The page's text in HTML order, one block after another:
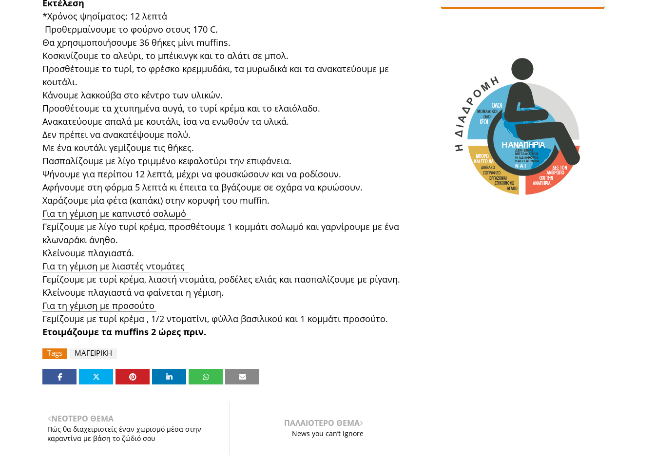
Εκτέλεση
*Χρόνος ψησίματος: 12 λεπτά
Προθερμαίνουμε το φούρνο στους 170 C.
Θα χρησιμοποιήσουμε 36 θήκες μίνι muffins.
Κοσκινίζουμε το αλεύρι, το μπέικινγκ και το αλάτι σε μπολ.
Προσθέτουμε το τυρί, το φρέσκο κρεμμυδάκι, τα μυρωδικά και τα ανακατεύουμε με
κουτάλι.
Κάνουμε λακκούβα στο κέντρο των υλικών.
Προσθέτουμε τα χτυπημένα αυγά, το τυρί κρέμα και το ελαιόλαδο.
Ανακατεύουμε απαλά με κουτάλι, ίσα να ενωθούν τα υλικά.
Δεν πρέπει να ανακατέψουμε πολύ.
Με ένα κουτάλι γεμίζουμε τις θήκες.
Πασπαλίζουμε με λίγο τριμμένο κεφαλοτύρι την επιφάνεια.
Ψήνουμε για περίπου 12 λεπτά, μέχρι να φουσκώσουν και να ροδίσουν.
Αφήνουμε στη φόρμα 5 λεπτά κι έπειτα τα βγάζουμε σε σχάρα να κρυώσουν.
Χαράζουμε μία φέτα (καπάκι) στην κορυφή του muffin.
Για τη γέμιση με καπνιστό σολωμό
Γεμίζουμε με λίγο τυρί κρέμα, προσθέτουμε 1 κομμάτι σολωμό και γαρνίρουμε με ένα
κλωναράκι άνηθο.
Κλείνουμε πλαγιαστά.
Για τη γέμιση με λιαστές ντομάτες
Γεμίζουμε με τυρί κρέμα, λιαστή ντομάτα, ροδέλες ελιάς και πασπαλίζουμε με ρίγανη.
Κλείνουμε πλαγιαστά να φαίνεται η γέμιση.
Για τη γέμιση με προσούτο
Γεμίζουμε με τυρί κρέμα , 1/2 ντοματίνι, φύλλα βασιλικού και 1 κομμάτι προσούτο.
Ετοιμάζουμε τα muffins 2 ώρες πριν.
Tags ΜΑΓΕΙΡΙΚΗ
ΝΕΟΤΕΡΟ ΘΕΜΑ
Πώς θα διαχειριστείς έναν χωρισμό μέσα στην
καραντίνα με βάση το ζώδιό σου
ΠΑΛΑΙΟΤΕΡΟ ΘΕΜΑ
News you can’t ignore